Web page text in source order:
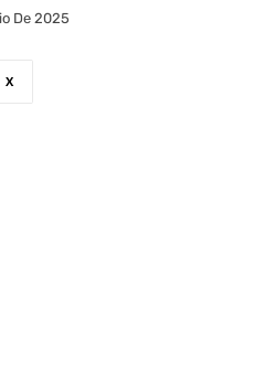
De 2025
X